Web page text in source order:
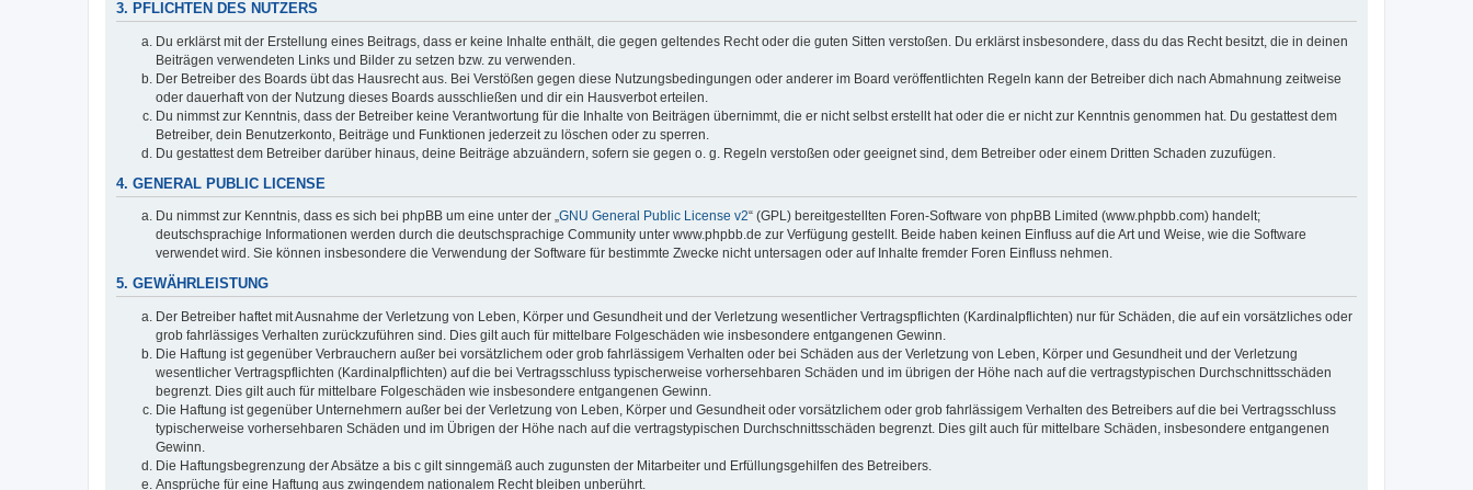
3. PFLICHTEN DES NUTZERS
Du erklärst mit der Erstellung eines Beitrags, dass er keine Inhalte enthält, die gegen geltendes Recht oder die guten Sitten verstoßen. Du erklärst insbesondere, dass du das Recht besitzt, die in deinen
Beiträgen verwendeten Links und Bilder zu setzen bzw. zu verwenden.
Der Betreiber des Boards übt das Hausrecht aus. Bei Verstößen gegen diese Nutzungsbedingungen oder anderer im Board veröffentlichten Regeln kann der Betreiber dich nach Abmahnung zeitweise
oder dauerhaft von der Nutzung dieses Boards ausschließen und dir ein Hausverbot erteilen.
Du nimmst zur Kenntnis, dass der Betreiber keine Verantwortung für die Inhalte von Beiträgen übernimmt, die er nicht selbst erstellt hat oder die er nicht zur Kenntnis genommen hat. Du gestattest dem
Betreiber, dein Benutzerkonto, Beiträge und Funktionen jederzeit zu löschen oder zu sperren.
Du gestattest dem Betreiber darüber hinaus, deine Beiträge abzuändern, sofern sie gegen o. g. Regeln verstoßen oder geeignet sind, dem Betreiber oder einem Dritten Schaden zuzufügen.
4. GENERAL PUBLIC LICENSE
Du nimmst zur Kenntnis, dass es sich bei phpBB um eine unter der „GNU General Public License v2“ (GPL) bereitgestellten Foren-Software von phpBB Limited (www.phpbb.com) handelt;
deutschsprachige Informationen werden durch die deutschsprachige Community unter www.phpbb.de zur Verfügung gestellt. Beide haben keinen Einfluss auf die Art und Weise, wie die Software
verwendet wird. Sie können insbesondere die Verwendung der Software für bestimmte Zwecke nicht untersagen oder auf Inhalte fremder Foren Einfluss nehmen.
5. GEWÄHRLEISTUNG
Der Betreiber haftet mit Ausnahme der Verletzung von Leben, Körper und Gesundheit und der Verletzung wesentlicher Vertragspflichten (Kardinalpflichten) nur für Schäden, die auf ein vorsätzliches oder
grob fahrlässiges Verhalten zurückzuführen sind. Dies gilt auch für mittelbare Folgeschäden wie insbesondere entgangenen Gewinn.
Die Haftung ist gegenüber Verbrauchern außer bei vorsätzlichem oder grob fahrlässigem Verhalten oder bei Schäden aus der Verletzung von Leben, Körper und Gesundheit und der Verletzung
wesentlicher Vertragspflichten (Kardinalpflichten) auf die bei Vertragsschluss typischerweise vorhersehbaren Schäden und im übrigen der Höhe nach auf die vertragstypischen Durchschnittsschäden
begrenzt. Dies gilt auch für mittelbare Folgeschäden wie insbesondere entgangenen Gewinn.
Die Haftung ist gegenüber Unternehmern außer bei der Verletzung von Leben, Körper und Gesundheit oder vorsätzlichem oder grob fahrlässigem Verhalten des Betreibers auf die bei Vertragsschluss
typischerweise vorhersehbaren Schäden und im Übrigen der Höhe nach auf die vertragstypischen Durchschnittsschäden begrenzt. Dies gilt auch für mittelbare Schäden, insbesondere entgangenen
Gewinn.
Die Haftungsbegrenzung der Absätze a bis c gilt sinngemäß auch zugunsten der Mitarbeiter und Erfüllungsgehilfen des Betreibers.
Ansprüche für eine Haftung aus zwingendem nationalem Recht bleiben unberührt.